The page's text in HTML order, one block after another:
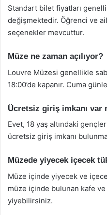
Standart bilet fiyatları
değişmektedir. Öğrenci ve
seçenekler mevcuttur.
Müze ne zaman açılıyor?
Louvre Müzesi genellikle
18:00’de kapanır. Cuma
Ücretsiz giriş imkanı var
Evet, 18 yaş altındaki
ücretsiz giriş imkanı
Müzede yiyecek içecek
Müze içinde yiyecek ve
müze içinde bulunan kafe
yiyebilirsiniz.